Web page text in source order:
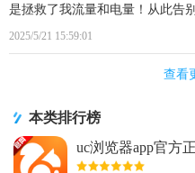
2025/5/21 15:59:01
是拯救了我流量和电量！从此告
查看
本类排行榜
uc浏览器app官方
手机版